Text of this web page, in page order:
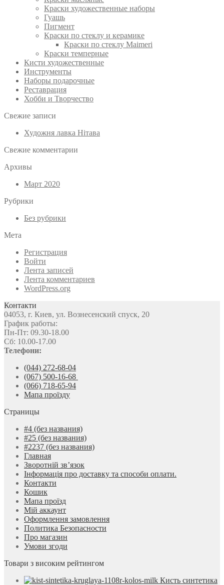
Краски художественные наборы
Гуашь
Пигмент
Краски по стеклу и керамике
Краски по стеклу Maimeri
Краски темперные
Кисти художественные
Инструменты
Наборы подарочные
Реставрация
Хобби и Творчество
Свежие записи
Художня лавка Нітава
Свежие комментарии
Архивы
Март 2020
Рубрики
Без рубрики
Мета
Регистрация
Войти
Лента записей
Лента комментариев
WordPress.org
Контакти
04053, г. Киев, ул. Вознесенский спуск, 20
График работы:
Пн-Пт: 09.30-18.00
Сб: 10.00-17.00
Телефони:
(044) 272-68-04
(067) 500-16-68
(066) 718-65-94
Мапа проїзду
Страницы
#4 (без названия)
#25 (без названия)
#2237 (без названия)
Главная
Зворотній зв’язок
Інформація про доставку та способи оплати.
Контакти
Кошик
Мапа проїзд
Мій аккаунт
Оформлення замовлення
Политика Безопасности
Про магазин
Умови згоди
Товари з високим рейтингом
Кисть синтетика